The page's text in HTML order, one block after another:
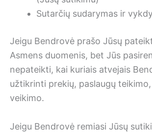
Sutarčių sudarymas ir
Jeigu Bendrovė prašo Jūsų
Asmens duomenis, bet Jūs
nepateikti, kai kuriais atvejais
užtikrinti prekių, paslaugų
veikimo.
Jeigu Bendrovė remiasi Jūsų